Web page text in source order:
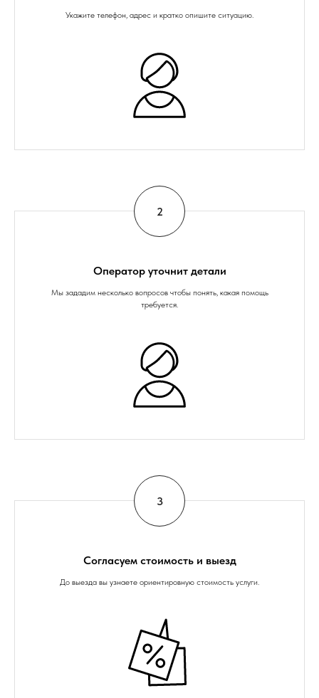
Укажите телефон, адрес и кратко опишите ситуацию.
Оператор уточнит детали
Мы зададим несколько вопросов чтобы понять, какая помощь
требуется.
Согласуем стоимость и выезд
До выезда вы узнаете ориентировную стоимость услуги.